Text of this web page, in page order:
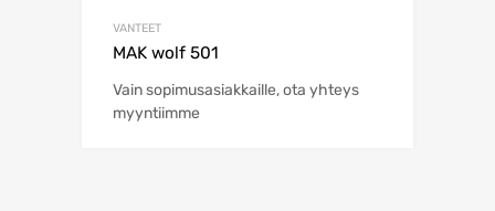
VANTEET
MAK wolf 501
Vain sopimusasiakkaille, ota yhteys
myyntiimme